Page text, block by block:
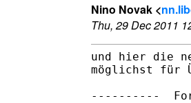
Nino Novak <
Thu, 29 Dec 2011
und hier die
möglichst für
----------